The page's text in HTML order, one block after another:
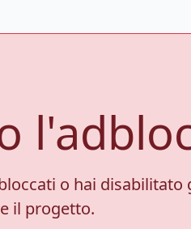
o hai
il progetto.